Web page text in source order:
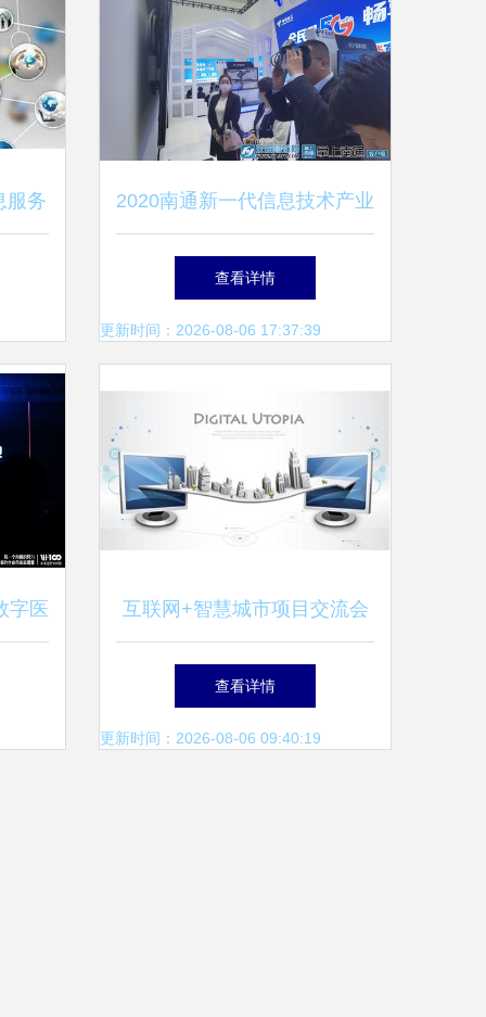
服务
技
展
2020南通新一代信息技术产业
展 聚焦新基建、人工智能与
工业互联网，赋能产业新未来
查看详情
更新时间：2026-08-06 17:37:39
字医
服
互联网+智慧城市项目交流会
信息技术服务赋能城市新未来
查看详情
更新时间：2026-08-06 09:40:19